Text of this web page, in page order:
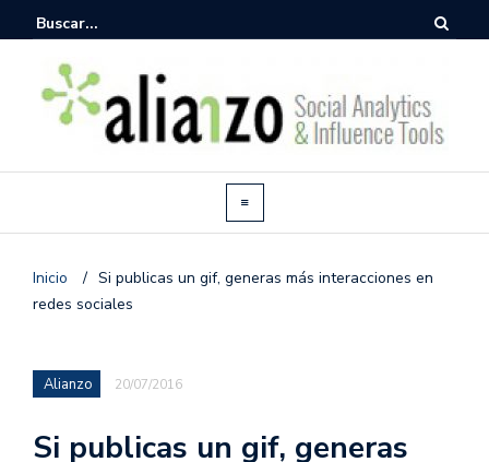
Inicio / Si publicas un gif, generas más interacciones en
redes sociales
Alianzo 20/07/2016
Si publicas un gif, generas